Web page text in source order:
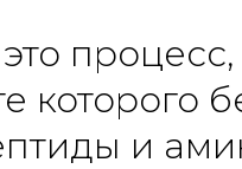
которого
и